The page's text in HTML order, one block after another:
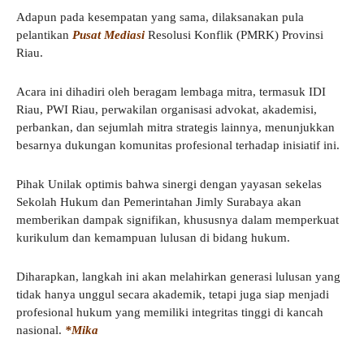
Adapun pada kesempatan yang sama, dilaksanakan pula
pelantikan Pusat Mediasi Resolusi Konflik (PMRK) Provinsi
Riau.
Acara ini dihadiri oleh beragam lembaga mitra, termasuk IDI
Riau, PWI Riau, perwakilan organisasi advokat, akademisi,
perbankan, dan sejumlah mitra strategis lainnya, menunjukkan
besarnya dukungan komunitas profesional terhadap inisiatif ini.
Pihak Unilak optimis bahwa sinergi dengan yayasan sekelas
Sekolah Hukum dan Pemerintahan Jimly Surabaya akan
memberikan dampak signifikan, khususnya dalam memperkuat
kurikulum dan kemampuan lulusan di bidang hukum.
Diharapkan, langkah ini akan melahirkan generasi lulusan yang
tidak hanya unggul secara akademik, tetapi juga siap menjadi
profesional hukum yang memiliki integritas tinggi di kancah
nasional. *Mika